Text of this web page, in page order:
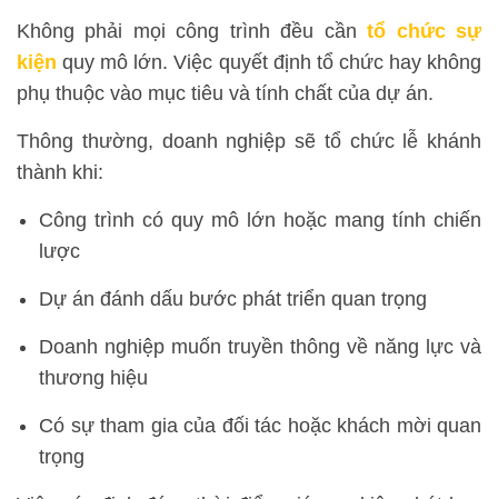
Không phải mọi công trình đều cầntổ chức sự
kiện quy mô lớn. Việc quyết định tổ chức hay không
phụ thuộc vào mục tiêu và tính chất của dự án.
Thông thường, doanh nghiệp sẽ tổ chức lễ khánh
thành khi:
Công trình có quy mô lớn hoặc mang tính chiến
lược
Dự án đánh dấu bước phát triển quan trọng
Doanh nghiệp muốn truyền thông về năng lực và
thương hiệu
Có sự tham gia của đối tác hoặc khách mời quan
trọng